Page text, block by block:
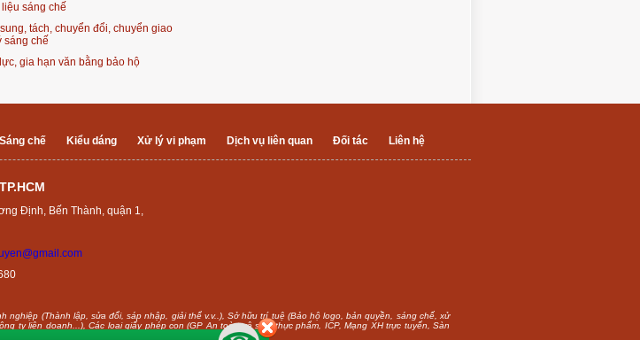
sáng chế
tách, chuyển đổi, chuyển giao
sáng chế
gia hạn văn bằng bảo hộ
Sáng chế Kiểu dáng Xử lý vi phạm Dịch vụ liên quan Đối tác Liên hệ
Định, Bến Thành, quận 1,
(Thành lập, sửa đổi, sáp nhập, giải thể v.v..), Sở hữu trí tuệ (Bảo hộ logo, bản quyền, sáng chế, xử
ty liên doanh...), Các loại giấy phép con (GP An toàn vệ sinh thực phẩm, ICP, Mạng XH trực tuyến, Sàn